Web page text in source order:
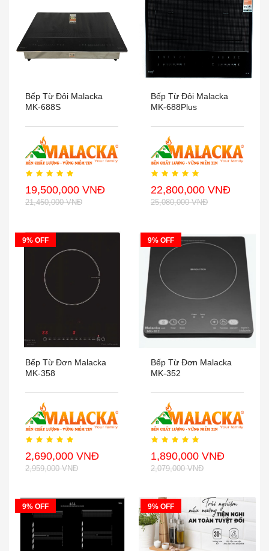
Bếp Từ Đôi Malacka
MK-688S
19,500,000 VNĐ
21,450,000 VNĐ
Bếp Từ Đôi Malacka
MK-688Plus
22,800,000 VNĐ
25,080,000 VNĐ
9% OFF
Bếp Từ Đơn Malacka
MK-358
2,690,000 VNĐ
2,959,000 VNĐ
9% OFF
Bếp Từ Đơn Malacka
MK-352
1,890,000 VNĐ
2,079,000 VNĐ
9% OFF 9% OFF